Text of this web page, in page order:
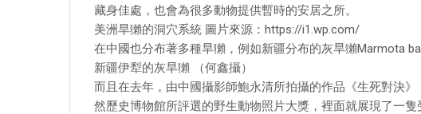
藏身佳處，也會為很多動物提供暫時的安居之所。
美洲旱獺的洞穴系統 圖片來源：https://i1.wp.com/
在中國也分布著多種旱獺，例如新疆分布的灰旱獺Marmota
新疆伊犁的灰旱獺 （何鑫攝）
而且在去年，由中國攝影師鮑永清所拍攝的作品《生死對決
然歷史博物館所評選的野生動物照片大獎，裡面就展現了一